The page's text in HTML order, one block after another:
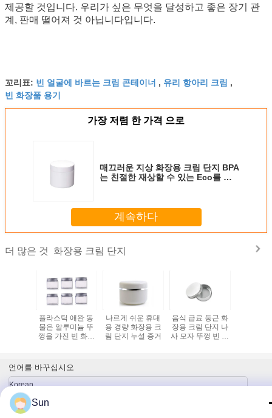
제공할 것입니다. 우리가 싶은 무엇을 달성하고 좋은 장기 관
계, 판매 떨어져 것 아닙니다입니다.
꼬리표: 빈 얼굴에 바르는 크림 콘테이너 , 유리 항아리 크림 ,
빈 화장품 용기
가장 저렴 한 가격 으로
매끄러운 지상 화장용 크림 단지 BPA
는 친절한 재상할 수 있는 Eco를 해
계속하다
더 많은 것 화장용 크림 단지
플라스틱 애완 동
물은 알루미늄 뚜
껑을 가진 빈 화장
나르게 쉬운 휴대
용 경량 화장용 크
림 단지 누설 증거
음식 급료 둥근 화
장용 크림 단지 나
사 모자 뚜껑 빈 로
언어를 바꾸십시오
Korean
Sun